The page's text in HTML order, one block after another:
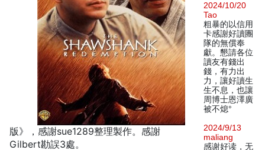
版》，感謝sue1289整理製作。感謝
Gilbert勘誤3處。
2024/10/20
Tao
粗暴的以信用
卡感謝好讀團
隊的無償奉
獻。懇請各位
讀友有錢出
錢，有力出
力，讓好讀生
生不息，也讓
周博士恩澤廣
被不熄°
2024/9/13
maliang
感谢好读，无